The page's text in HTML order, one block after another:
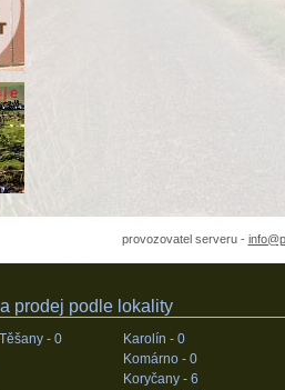
provozovatel serveru -
prodej podle lokality
- 0
Karolín - 0
Komárno - 0
Koryčany - 6